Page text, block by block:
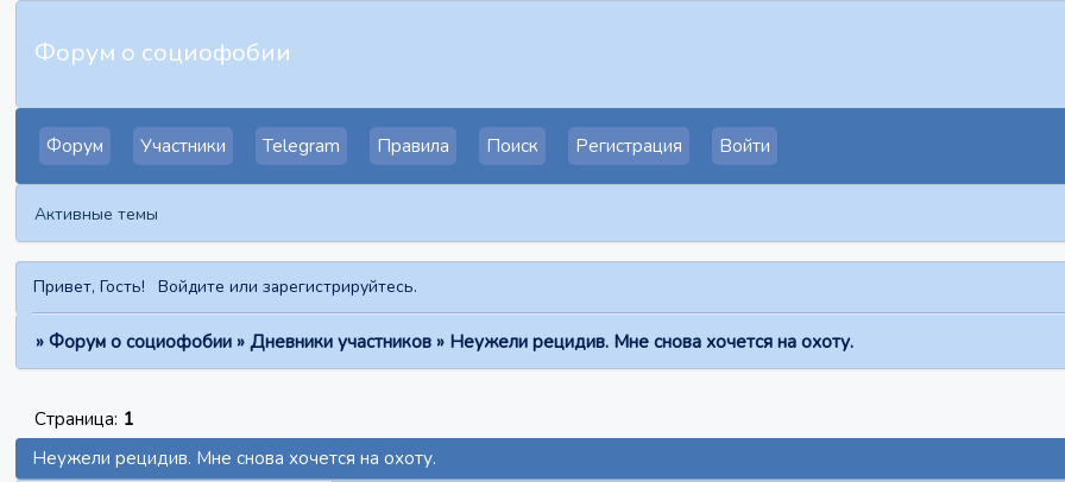
Форум о социофобии
Форум Участники Telegram Правила Поиск Регистрация Войти
Активные темы
Привет, Гость! Войдите илизарегистрируйтесь.
» Форум о социофобии » Дневники участников » Неужели рецидив. Мне снова хочется на охоту.
Неужели рецидив. Мне снова хочется на охоту.
Страница: 1